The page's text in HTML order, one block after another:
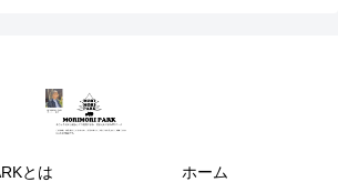
とは ホーム